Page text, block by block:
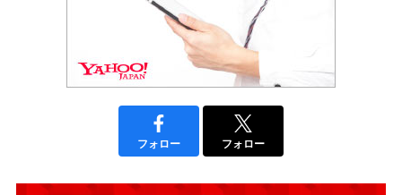
フォロー フォロー